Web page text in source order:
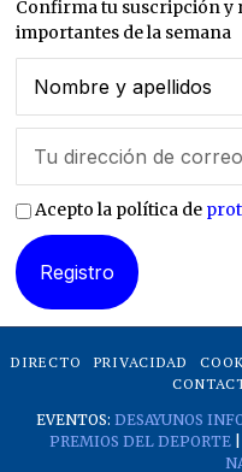
Confirma tu suscripción y
importantes de la semana
Acepto la política de
DIRECTO PRIVACIDAD
EVENTOS: DESAYUNOS
PREMIOS DEL DEPORTE|